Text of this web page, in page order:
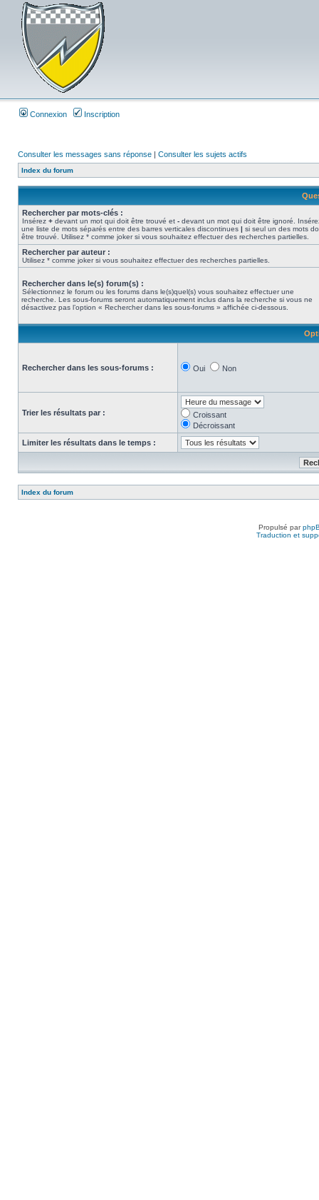
Connexion Inscription
Consulter les messages sans réponse | Consulter les sujets actifs
Index du forum
Rechercher par mots-clés :
Insérez + devant un mot qui doit être trouvé et - devant un mot qui doit être ignoré.
une liste de mots séparés entre des barres verticales discontinues | si seul un des mots
être trouvé. Utilisez * comme joker si vous souhaitez effectuer des recherches partielles.
Rechercher par auteur :
Utilisez * comme joker si vous souhaitez effectuer des recherches partielles.
Rechercher dans le(s) forum(s) :
Sélectionnez le forum ou les forums dans le(s)quel(s) vous souhaitez effectuer une
recherche. Les sous-forums seront automatiquement inclus dans la recherche si vous ne
désactivez pas l’option « Rechercher dans les sous-forums » affichée ci-dessous.
Rechercher dans les sous-forums : Oui Non
Trier les résultats par :
Croissant
Décroissant
Limiter les résultats dans le temps :
Index du forum
Propulsé par
Traduction et